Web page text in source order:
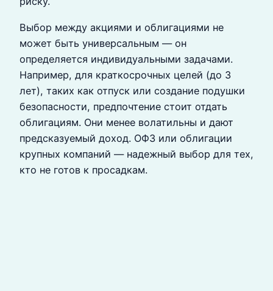
Выбор между акциями и облигациями не
может быть универсальным — он
определяется индивидуальными задачами.
Например, для краткосрочных целей (до 3
лет), таких как отпуск или создание подушки
безопасности, предпочтение стоит отдать
облигациям. Они менее волатильны и дают
предсказуемый доход. ОФЗ или облигации
крупных компаний — надежный выбор для тех,
кто не готов к просадкам.